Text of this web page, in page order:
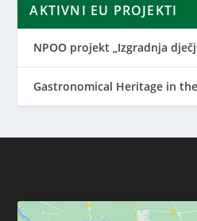
AKTIVNI EU PROJEKTI
NPOO projekt „Izgradnja
Gastronomical Heritage in the